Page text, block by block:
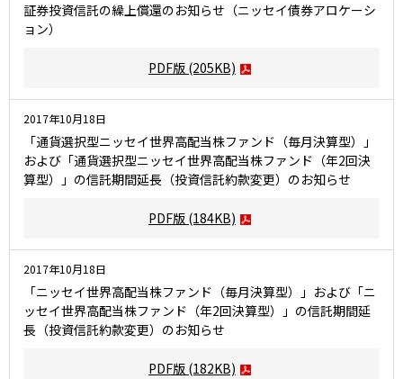
証券投資信託の繰上償還のお知らせ（ニッセイ債券アロケーシ
ョン）
PDF版 (205KB)
2017年10月18日
「通貨選択型ニッセイ世界高配当株ファンド（毎月決算型）」
および「通貨選択型ニッセイ世界高配当株ファンド（年2回決
算型）」の信託期間延長（投資信託約款変更）のお知らせ
PDF版 (184KB)
2017年10月18日
「ニッセイ世界高配当株ファンド（毎月決算型）」および「ニ
ッセイ世界高配当株ファンド（年2回決算型）」の信託期間延
長（投資信託約款変更）のお知らせ
PDF版 (182KB)